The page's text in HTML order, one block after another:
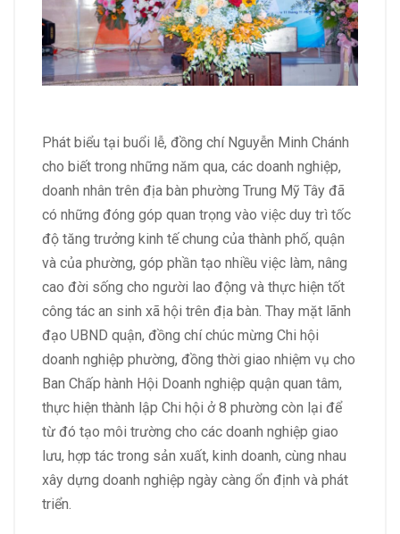
Phát biểu tại buổi lễ, đồng chí Nguyễn Minh Chánh
cho biết trong những năm qua, các doanh nghiệp,
doanh nhân trên địa bàn phường Trung Mỹ Tây đã
có những đóng góp quan trọng vào việc duy trì tốc
độ tăng trưởng kinh tế chung của thành phố, quận
và của phường, góp phần tạo nhiều việc làm, nâng
cao đời sống cho người lao động và thực hiện tốt
công tác an sinh xã hội trên địa bàn. Thay mặt lãnh
đạo UBND quận, đồng chí chúc mừng Chi hội
doanh nghiệp phường, đồng thời giao nhiệm vụ cho
Ban Chấp hành Hội Doanh nghiệp quận quan tâm,
thực hiện thành lập Chi hội ở 8 phường còn lại để
từ đó tạo môi trường cho các doanh nghiệp giao
lưu, hợp tác trong sản xuất, kinh doanh, cùng nhau
xây dựng doanh nghiệp ngày càng ổn định và phát
triển.